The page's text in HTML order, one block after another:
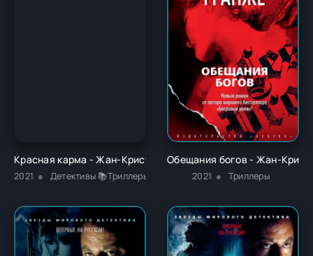
Красная карма - Жан-Кристоф Гранже
2021 Детективы 📚Триллеры
Обещания богов - Жан-
2021 Триллеры